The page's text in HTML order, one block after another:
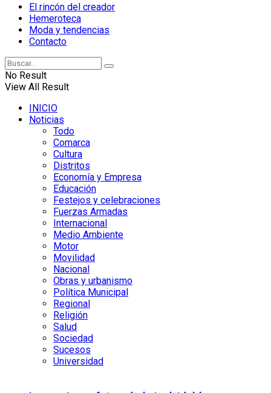
El rincón del creador
Hemeroteca
Moda y tendencias
Contacto
No Result
View All Result
INICIO
Noticias
Todo
Comarca
Cultura
Distritos
Economía y Empresa
Educación
Festejos y celebraciones
Fuerzas Armadas
Internacional
Medio Ambiente
Motor
Movilidad
Nacional
Obras y urbanismo
Política Municipal
Regional
Religión
Salud
Sociedad
Sucesos
Universidad